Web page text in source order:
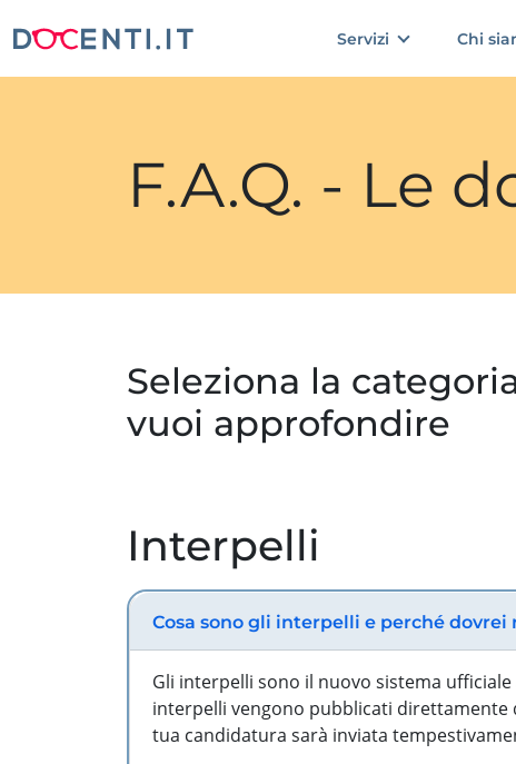
Servizi Chi
F.A.Q. - Le
Seleziona la
vuoi approfondire
Interpelli
Cosa sono gli interpelli e perché dovrei
Gli interpelli sono il nuovo sistema
interpelli vengono pubblicati direttamente
tua candidatura sarà inviata